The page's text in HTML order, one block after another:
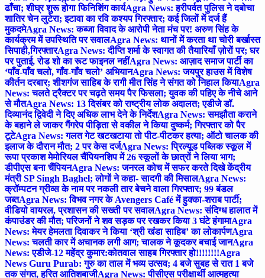
ढाँचा; शीघ्र शुरू होगा फिनिशिंग कार्यAgra News: हरीपर्वत पुलिस ने दबोचा
शातिर चेन लुटेरा; इटावा का रवि कश्यप गिरफ्तार; कई जिलों में दर्ज हैं
मुकदमेAgra News: कब्जा विवाद के आरोपी नेता मंच पर! अरुण सिंह के
कार्यक्रम में उपस्थिति पर सवालAgra News: थानों में करता था चोरी बर्खास्त
सिपाही,गिरफ्तारAgra News: दीप्ति शर्मा के स्वागत की तैयारियाँ ज़ोरों पर; घर
पर पुताई, रोड शो का रूट फाइनल नहींAgra News: आज़ाद समाज पार्टी का
‘पाँव-पाँव चलो, गाँव-गाँव चलो’ अभियानAgra News: जयपुर हाउस में विशेष
कीर्तन दरबार; शीशगंज साहिब के रागी मीत सिंह ने संगत को निहाल कियाAgra
News: चलते ट्रैक्टर पर चढ़ते समय पैर फिसला; युवक की पहिए के नीचे आने
से मौतAgra News: 13 दिसंबर को राष्ट्रीय लोक अदालत; एडीजे डॉ.
दिव्यानंद द्विवेदी ने दिए अधिक लाभ देने के निर्देशAgra News: समझौता कराने
के बहाने ले जाकर गैंगरेप पीड़िता से वकील ने किया दुष्कर्म; गिरफ्तार को पैर
टूटेAgra News: गलत गेट खटखटाया तो पीट-पीटकर हत्या; ऑटो चालक की
इलाज के दौरान मौत; 2 पर केस दर्जAgra News: प्रिल्यूड पब्लिक स्कूल में
रूपा प्रकाश मेमोरियल चैंपियनशिप में 26 स्कूलों के छात्रों ने लिया भाग;
डीपीएस बना चैंपियनAgra News: जनरल कोच में सफर करते दिखे केंद्रीय
मंत्री SP Singh Baghel; लोगों ने कहा- सादगी की मिसालAgra News:
क्रॉम्पटन ग्रीव्स के नाम पर नकली तार बेचने वाला गिरफ्तार; 99 बंडल
जब्तAgra News: विभव नगर के Avengers Café में हुक्का-शराब पार्टी;
वीडियो वायरल, प्रशासन की सख्ती पर सवालAgra News: संदिग्ध हालात में
कंपाउंडर की मौत; परिजनों ने शव सड़क पर रखकर किया 3 घंटे हंगामाAgra
News: मेयर हेमलता दिवाकर ने किया ‘श्री खंडा साहिब’ का लोकार्पणAgra
News: चलती कार में अचानक लगी आग; चालक ने कूदकर बचाई जानAgra
News: एडीजे-12 महेंद्र कुमार:कोतवाल साहब गिरफ्तार हो!!!!!!!!Agra
News Guru Purab: गुरु का ताल में भव्य उत्सव; 4 बजे सुबह से रात 1 बजे
तक संगत, हरित आतिशबाजीAgra News: पीसीएस परीक्षार्थी आत्महत्या